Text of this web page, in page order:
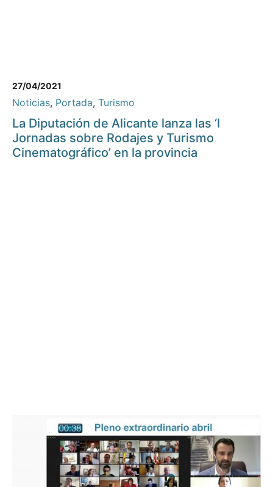
27/04/2021
Noticias, Portada, Turismo
La Diputación de Alicante lanza las ‘I
Jornadas sobre Rodajes y Turismo
Cinematográfico’ en la provincia